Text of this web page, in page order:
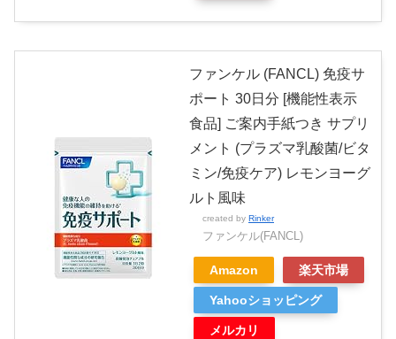
ファンケル (FANCL) 免疫サ
ポート 30日分 [機能性表示
食品] ご案内手紙つき サプリ
メント (プラズマ乳酸菌/ビタ
ミン/免疫ケア) レモンヨーグ
ルト風味
created by Rinker
ファンケル(FANCL)
Amazon 楽天市場
Yahooショッピング
メルカリ